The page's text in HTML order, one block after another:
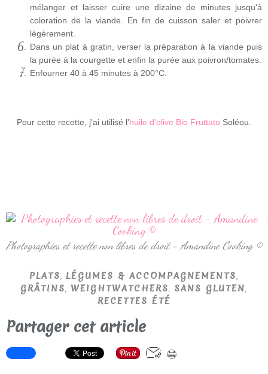
mélanger et laisser cuire une dizaine de minutes jusqu'à
coloration de la viande. En fin de cuisson saler et poivrer
légèrement.
Dans un plat à gratin, verser la préparation à la viande puis
la purée à la courgette et enfin la purée aux poivron/tomates.
Enfourner 40 à 45 minutes à 200°C.
Pour cette recette, j'ai utilisé l'huile d'olive Bio Fruttato Soléou.
Photographies et recette non libres de droit - Amandine Cooking ©
PLATS, LÉGUMES & ACCOMPAGNEMENTS,
GRÂTINS, WEIGHTWATCHERS, SANS GLUTEN,
RECETTES ÉTÉ
Partager cet article